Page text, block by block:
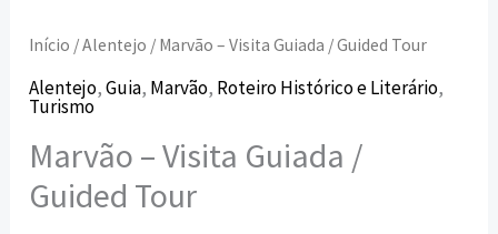
Início /Alentejo / Marvão – Visita Guiada / Guided Tour
Alentejo,Guia, Marvão, Roteiro Histórico e Literário,
Turismo
Marvão – Visita Guiada /
Guided Tour